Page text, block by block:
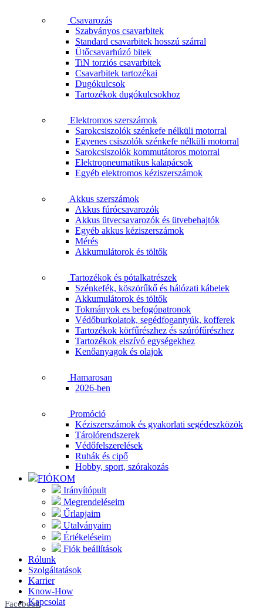
Csavarozás
Szabványos csavarbitek
Standard csavarbitek hosszú szárral
Ütőcsavarhúzó bitek
TiN torziós csavarbitek
Csavarbitek tartozékai
Dugókulcsok
Tartozékok dugókulcsokhoz
Elektromos szerszámok
Sarokcsiszolók szénkefe nélküli motorral
Egyenes csiszolók szénkefe nélküli motorral
Sarokcsiszolók kommutátoros motorral
Elektropneumatikus kalapácsok
Egyéb elektromos kéziszerszámok
Akkus szerszámok
Akkus fúrócsavarozók
Akkus ütvecsavarozók és ütvebehajtók
Egyéb akkus kéziszerszámok
Mérés
Akkumulátorok és töltők
Tartozékok és pótalkatrészek
Szénkefék, köszörűkő és hálózati kábelek
Akkumulátorok és töltők
Tokmányok es befogópatronok
Védőburkolatok, segédfogantyúk, kofferek
Tartozékok körfűrészhez és szúrófűrészhez
Tartozékok elszívó egységekhez
Kenőanyagok és olajok
Hamarosan
2026-ben
Promóció
Kéziszerszámok és gyakorlati segédeszközök
Tárolórendszerek
Védőfelszerelések
Ruhák és cipő
Hobby, sport, szórakozás
FIÓKOM
Irányítópult
Megrendeléseim
Űrlapjaim
Utalványaim
Értékeléseim
Fiók beállítások
Rólunk
Szolgáltatások
Karrier
Know-How
Kapcsolat
Facebook